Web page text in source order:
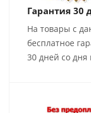
Гарантия 30
На товары с
бесплатное
30 дней со дня